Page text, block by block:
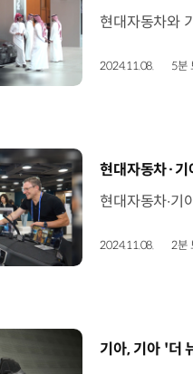
2024.11.08. 5분
[동영상]
현대자동차·기
2024.11.08. 2분
[동영상]
기아, 기아 '더